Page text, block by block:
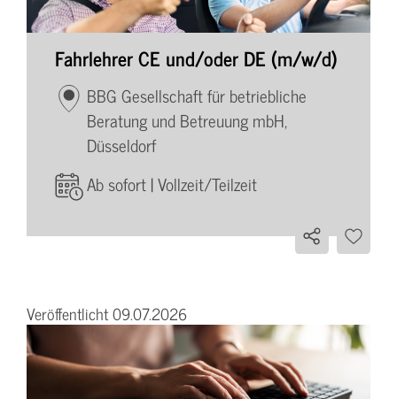
Fahrlehrer CE und/oder DE (m/w/d)
BBG Gesellschaft für betriebliche
Beratung und Betreuung mbH,
Düsseldorf
Ab sofort | Vollzeit/Teilzeit
Veröffentlicht 09.07.2026